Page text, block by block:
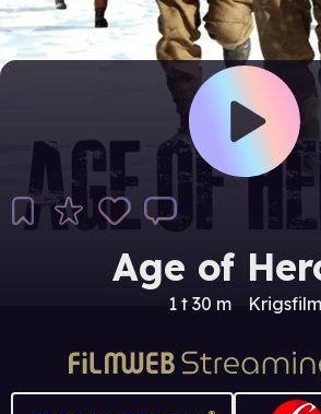
Age of
1 t 30 m Krigsfilm